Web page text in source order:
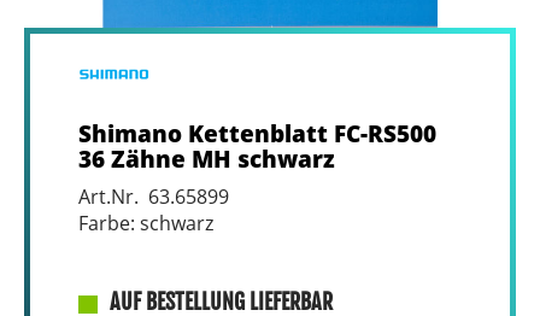
Shimano Kettenblatt FC-RS500
36 Zähne MH schwarz
Art.Nr. 63.65899
Farbe: schwarz
AUF BESTELLUNG LIEFERBAR